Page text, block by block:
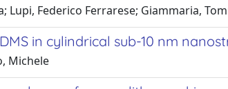
Federico Ferrarese; Giammaria,
in cylindrical sub-10 nm
Michele